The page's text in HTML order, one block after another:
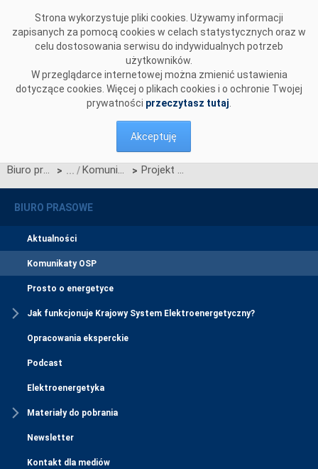
Strona wykorzystuje pliki cookies. Używamy informacji
zapisanych za pomocą cookies w celach statystycznych oraz w
celu dostosowania serwisu do indywidualnych potrzeb
użytkowników.
W przeglądarce internetowej można zmienić ustawienia
dotyczące cookies. Więcej o plikach cookies i o ochronie Twojej
prywatności przeczytasz tutaj
Akceptuję
Biuro prasowe > Komunikaty OSP > Projekt Karty aktualizacji nr CK/9/2019 IRiESP
BIURO PRASOWE
Aktualności
Komunikaty OSP
Prosto o energetyce
Jak funkcjonuje Krajowy System Elektroenergetyczny?
Opracowania eksperckie
Podcast
Elektroenergetyka
Materiały do pobrania
Newsletter
Kontakt dla mediów